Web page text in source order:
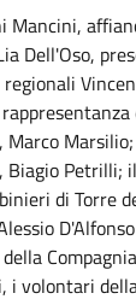
Mancini,
Dell'Oso,
Marco
Biagio Petrilli;
di Torre
i volontari